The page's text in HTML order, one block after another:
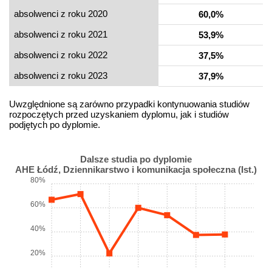
absolwenci z roku 2020
60,0%
absolwenci z roku 2021
53,9%
absolwenci z roku 2022
37,5%
absolwenci z roku 2023
37,9%
Uwzględnione są zarówno przypadki kontynuowania studiów
rozpoczętych przed uzyskaniem dyplomu, jak i studiów
podjętych po dyplomie.
Dalsze studia po dyplomie
AHE Łódź, Dziennikarstwo i komunikacja społeczna (Ist.)
20%
40%
60%
80%